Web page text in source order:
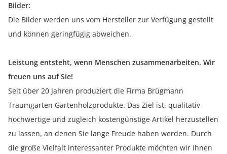
Bilder:
Die Bilder werden uns vom Hersteller zur Verfügung gestellt
und können geringfügig abweichen.
Leistung entsteht, wenn Menschen zusammenarbeiten. Wir
freuen uns auf Sie!
Seit über 20 Jahren produziert die Firma Brügmann
Traumgarten Gartenholzprodukte. Das Ziel ist, qualitativ
hochwertige und zugleich kostengünstige Artikel herzustellen
zu lassen, an denen Sie lange Freude haben werden. Durch
die große Vielfalt interessanter Produkte möchten wir Ihnen